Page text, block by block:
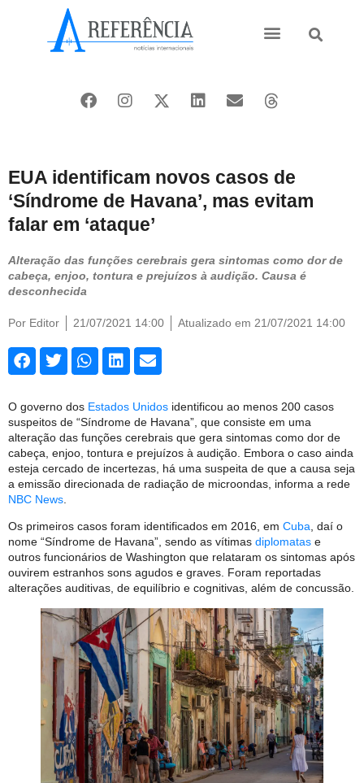
EUA identificam novos casos de
‘Síndrome de Havana’, mas evitam
falar em ‘ataque’
Alteração das funções cerebrais gera sintomas como dor de
cabeça, enjoo, tontura e prejuízos à audição. Causa é
desconhecida
Por Editor 21/07/2021 14:00 Atualizado em 21/07/2021 14:00
O governo dos Estados Unidos identificou ao menos 200 casos
suspeitos de “Síndrome de Havana”, que consiste em uma
alteração das funções cerebrais que gera sintomas como dor de
cabeça, enjoo, tontura e prejuízos à audição. Embora o caso ainda
esteja cercado de incertezas, há uma suspeita de que a causa seja
a emissão direcionada de radiação de microondas, informa a rede
NBC News
Os primeiros casos foram identificados em 2016, em Cuba, daí o
nome “Síndrome de Havana”, sendo as vítimas diplomatas e
outros funcionários de Washington que relataram os sintomas após
ouvirem estranhos sons agudos e graves. Foram reportadas
alterações auditivas, de equilíbrio e cognitivas, além de concussão.